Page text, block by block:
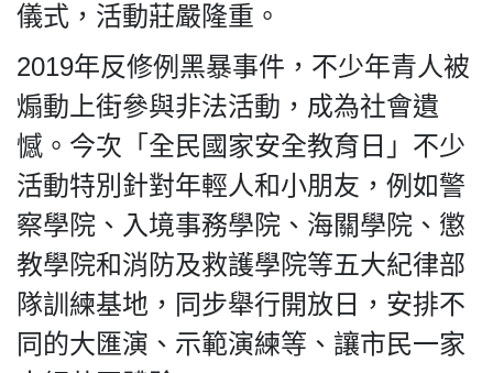
儀式，活動莊嚴隆重。
2019年反修例黑暴事件，不少年青人被
煽動上街參與非法活動，成為社會遺
憾。今次「全民國家安全教育日」不少
活動特別針對年輕人和小朋友，例如警
察學院、入境事務學院、海關學院、懲
教學院和消防及救護學院等五大紀律部
隊訓練基地，同步舉行開放日，安排不
同的大匯演、示範演練等、讓市民一家